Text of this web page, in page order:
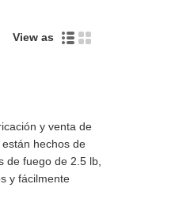
View as
y venta de
hechos de
de fuego de 2.5 lb,
y fácilmente